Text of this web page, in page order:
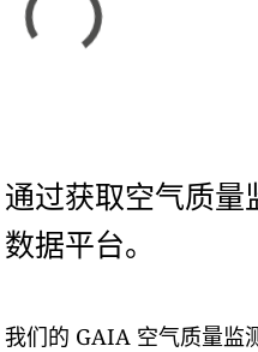
通过获取空气质
数据平台。
我们的 GAIA 空气质量监